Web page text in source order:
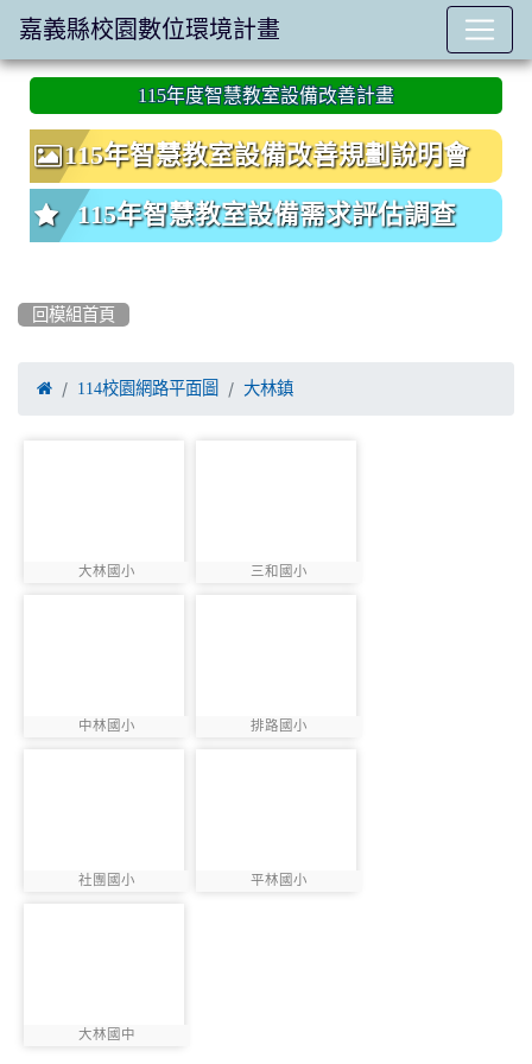
:::
115年度智慧教室設備改善計畫
115年智慧教室設備改善規劃說明會
115年智慧教室設備需求評估調查
回模組首頁
 114校園網路平面圖 大林鎮
大林國小
photo:859 三和國小
photo:860
中林國小
photo:861 排路國小
photo:862
社團國小
photo:863 平林國小
photo:864
大林國中
photo:921
嘉義縣校園數位環境計畫